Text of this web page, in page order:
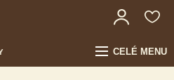
CELÉ MENU